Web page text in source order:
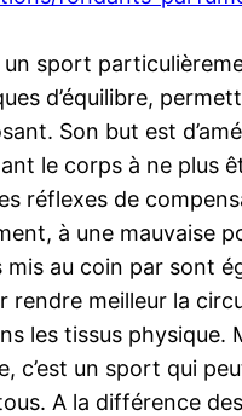
un sport
d’équilibre,
Son but est
le corps à ne plus
réflexes de
à une mauvaise
mis au coin par sont
rendre meilleur la
les tissus physique.
c’est un sport qui
A la différence